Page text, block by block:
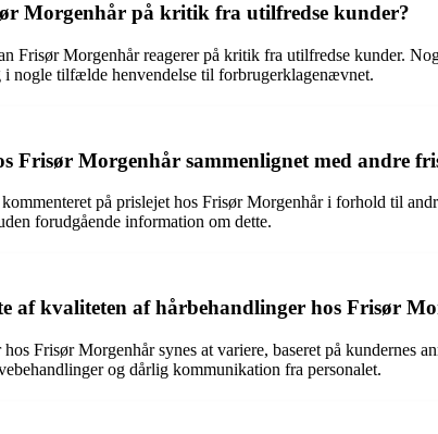
Morgenhår på kritik fra utilfredse kunder?
Frisør Morgenhår reagerer på kritik fra utilfredse kunder.
i nogle tilfælde henvendelse til forbrugerklagenævnet.
Frisør Morgenhår sammenlignet med andre
på prislejet hos Frisør Morgenhår i forhold til
forudgående information om dette.
af kvaliteten af hårbehandlinger hos Frisør
Frisør Morgenhår synes at variere, baseret på kundernes
og dårlig kommunikation fra personalet.